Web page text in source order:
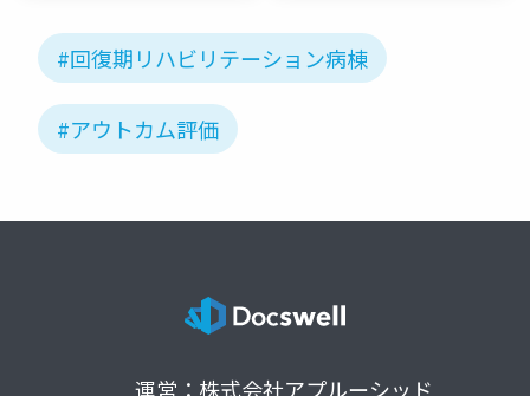
#回復期リハビリテーション病棟
#アウトカム評価
運営：株式会社アプルーシッド